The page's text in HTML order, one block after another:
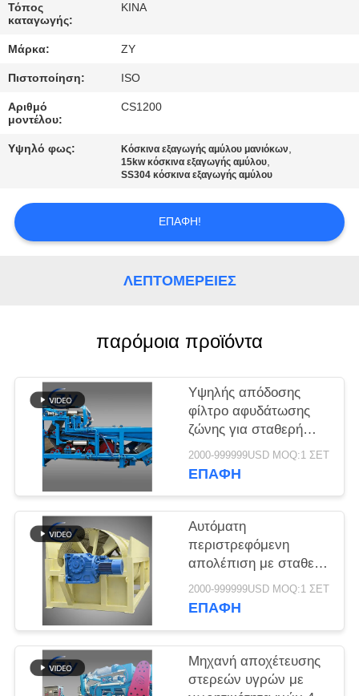
ΜΑΣ
ΕΛΆΤΕ
ΣΕ
ΕΠΑΦΉ
ΜΕ
ΖΗΤΉΣΤΕ
ΑΠΌΣΠΑΣΜΑ
SITEMAP
PRIVACY
POLICY
Τόπος
καταγωγής:
ΚΙΝΑ
Μάρκα: ZY
Πιστοποίηση: ISO
Αριθμό
μοντέλου:
CS1200
Υψηλό φως: Κόσκινα εξαγωγής αμύλου μανιόκων,
15kw κόσκινα εξαγωγής αμύλου,
SS304 κόσκινα εξαγωγής αμύλου
ΕΠΑΦΉ!
ΛΕΠΤΟΜΈΡΕΙΕΣ
παρόμοια προϊόντα
Υψηλής απόδοσης
φίλτρο αφυδάτωσης
ζώνης για σταθερή
αποβρύθμιση
λιπασμάτων σε
κασσάβης
2000-999999USD MOQ:1 ΣΕΤ
ΕΠΑΦΉ
Αυτόματη
περιστρεφόμενη
απολέπιση με σταθερή
απόδοση για την
παραγωγή άμυλου
2000-999999USD MOQ:1 ΣΕΤ
ΕΠΑΦΉ
Μηχανή αποχέτευσης
στερεών υγρών με